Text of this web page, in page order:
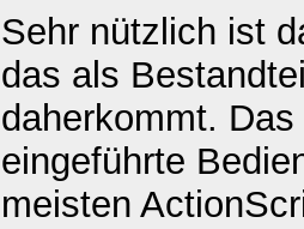
Sehr nützlich ist
das als
daherkommt.
eingeführte
meisten